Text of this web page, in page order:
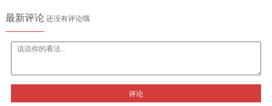
最新评论还没有评论哦
评论